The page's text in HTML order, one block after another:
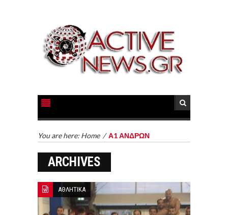
You are here: Home /Α1 ΑΝΔΡΩΝ
ARCHIVES
ΑΘΛΗΤΙΚΑ